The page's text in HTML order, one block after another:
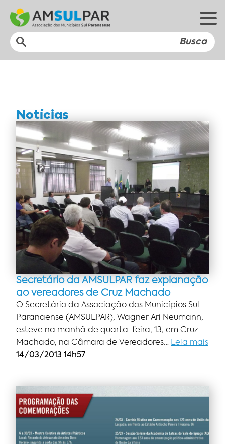
Notícias
Secretário da AMSULPAR faz explanação
ao vereadores de Cruz Machado
O Secretário da Associação dos Municípios Sul
Paranaense (AMSULPAR), Wagner Ari Neumann,
esteve na manhã de quarta-feira, 13, em Cruz
Machado, na Câmara de Vereadores… Leia mais
14/03/2013 14h57